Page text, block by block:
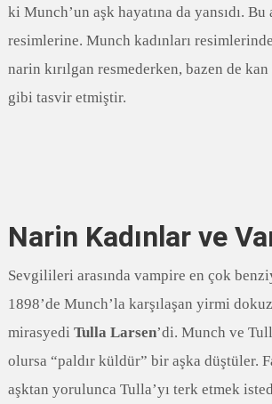
ki Munch’un aşk hayatına da yansıdı. Bu
resimlerine. Munch kadınları
narin kırılgan resmederken, bazen de
gibi tasvir etmiştir.
Narin Kadınlar ve
Sevgilileri arasında vampire en çok
1898’de Munch’la karşılaşan yirmi
mirasyedi Tulla Larsen’di. Munch ve
olursa “paldır küldür” bir aşka düştüler.
aşktan yorulunca Tulla’yı terk etmek